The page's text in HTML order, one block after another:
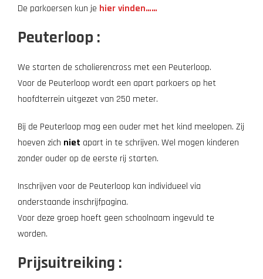
De parkoersen kun je hier vinden……
Peuterloop :
We starten de scholierencross met een Peuterloop.
Voor de Peuterloop wordt een apart parkoers op het
hoofdterrein uitgezet van 250 meter.
Bij de Peuterloop mag een ouder met het kind meelopen. Zij
hoeven zich niet apart in te schrijven. Wel mogen kinderen
zonder ouder op de eerste rij starten.
Inschrijven voor de Peuterloop kan individueel via
onderstaande inschrijfpagina.
Voor deze groep hoeft geen schoolnaam ingevuld te
worden.
Prijsuitreiking :